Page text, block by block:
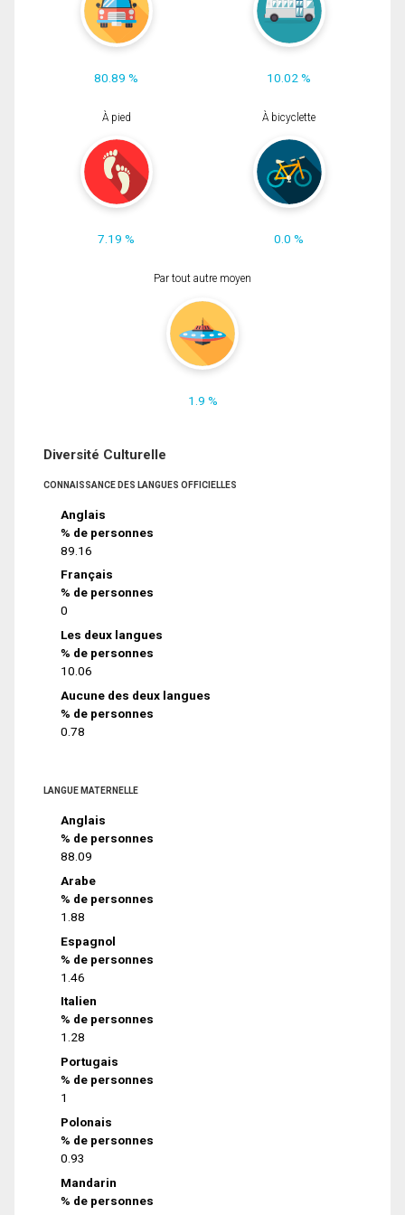
80.89 % 10.02 %
À pied
7.19 %
À bicyclette
0.0 %
Par tout autre moyen
1.9 %
Diversité Culturelle
CONNAISSANCE DES LANGUES OFFICIELLES
Anglais
% de personnes
89.16
Français
% de personnes
0
Les deux langues
% de personnes
10.06
Aucune des deux langues
% de personnes
0.78
LANGUE MATERNELLE
Anglais
% de personnes
88.09
Arabe
% de personnes
1.88
Espagnol
% de personnes
1.46
Italien
% de personnes
1.28
Portugais
% de personnes
1
Polonais
% de personnes
0.93
Mandarin
% de personnes